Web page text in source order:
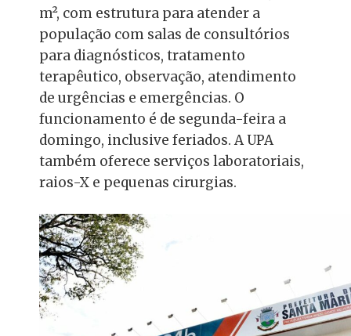
m², com estrutura para atender a
população com salas de consultórios
para diagnósticos, tratamento
terapêutico, observação, atendimento
de urgências e emergências. O
funcionamento é de segunda-feira a
domingo, inclusive feriados. A UPA
também oferece serviços laboratoriais,
raios-X e pequenas cirurgias.